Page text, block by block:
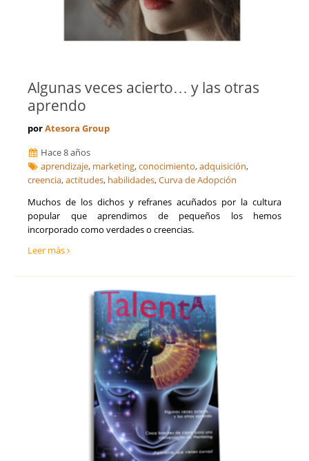
Algunas veces acierto… y las otras
aprendo
porAtesora Group
Hace 8 años
aprendizaje, marketing,conocimiento,adquisición,
creencia,actitudes, habilidades,Curva de Adopción
Muchos de los dichos y refranes acuñados por la cultura
popular que aprendimos de pequeños los hemos
incorporado como verdades o creencias.
Leer más